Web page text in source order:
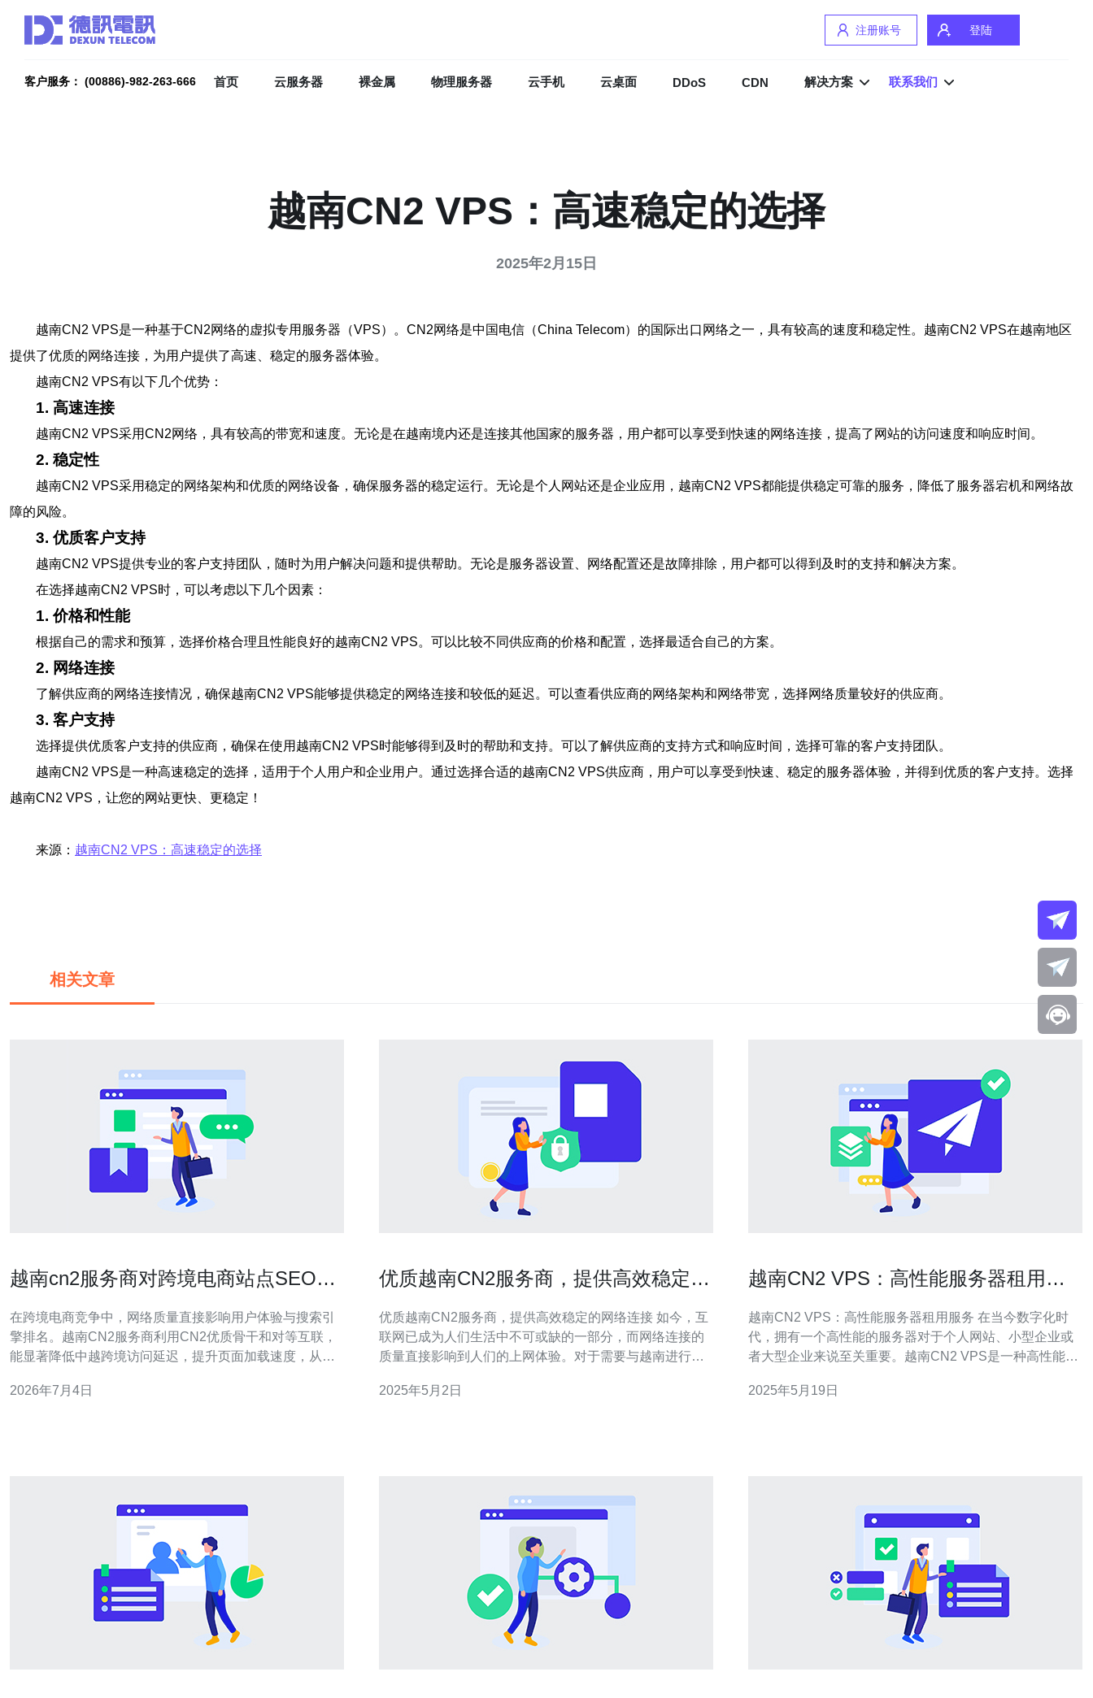
注册账号 登陆
客户服务： (00886)-982-263-666 首页 云服务器 裸金属 物理服务器 云手机 云桌面 DDoS CDN 解决方案 联系我们
越南CN2 VPS：高速稳定的选择
2025年2月15日
越南CN2 VPS是一种基于CN2网络的虚拟专用服务器（VPS）。CN2网络是中国电信（China Telecom）的国际出口网络之一，具有较高的速度和稳定性。越南CN2 VPS在越南地区
提供了优质的网络连接，为用户提供了高速、稳定的服务器体验。
越南CN2 VPS有以下几个优势：
1. 高速连接
越南CN2 VPS采用CN2网络，具有较高的带宽和速度。无论是在越南境内还是连接其他国家的服务器，用户都可以享受到快速的网络连接，提高了网站的访问速度和响应时间。
2. 稳定性
越南CN2 VPS采用稳定的网络架构和优质的网络设备，确保服务器的稳定运行。无论是个人网站还是企业应用，越南CN2 VPS都能提供稳定可靠的服务，降低了服务器宕机和网络故
障的风险。
3. 优质客户支持
越南CN2 VPS提供专业的客户支持团队，随时为用户解决问题和提供帮助。无论是服务器设置、网络配置还是故障排除，用户都可以得到及时的支持和解决方案。
在选择越南CN2 VPS时，可以考虑以下几个因素：
1. 价格和性能
根据自己的需求和预算，选择价格合理且性能良好的越南CN2 VPS。可以比较不同供应商的价格和配置，选择最适合自己的方案。
2. 网络连接
了解供应商的网络连接情况，确保越南CN2 VPS能够提供稳定的网络连接和较低的延迟。可以查看供应商的网络架构和网络带宽，选择网络质量较好的供应商。
3. 客户支持
选择提供优质客户支持的供应商，确保在使用越南CN2 VPS时能够得到及时的帮助和支持。可以了解供应商的支持方式和响应时间，选择可靠的客户支持团队。
越南CN2 VPS是一种高速稳定的选择，适用于个人用户和企业用户。通过选择合适的越南CN2 VPS供应商，用户可以享受到快速、稳定的服务器体验，并得到优质的客户支持。选择
越南CN2 VPS，让您的网站更快、更稳定！
来源： 越南CN2 VPS：高速稳定的选择
相关文章
越南cn2服务商对跨境电商站点SEO与
在跨境电商竞争中，网络质量直接影响用户体验与搜索引
擎排名。越南CN2服务商利用CN2优质骨干和对等互联，
能显著降低中越跨境访问延迟，提升页面加载速度，从而
务器所在地与网络路径决定了首字节时间（TTFB）和加载
2026年7月4日
优质越南CN2服务商，提供高效稳定的
优质越南CN2服务商，提供高效稳定的网络连接 如今，互
联网已成为人们生活中不可或缺的一部分，而网络连接的
质量直接影响到人们的上网体验。对于需要与越南进行网
商是非常重要的。本文将介绍一家提供高效稳定网络连接
2025年5月2日
越南CN2 VPS：高性能服务器租用服
越南CN2 VPS：高性能服务器租用服务 在当今数字化时
代，拥有一个高性能的服务器对于个人网站、小型企业或
者大型企业来说至关重要。越南CN2 VPS是一种高性能服
能表现。 越南CN2 VPS服务器具有以下优势： 高性能：
2025年5月19日